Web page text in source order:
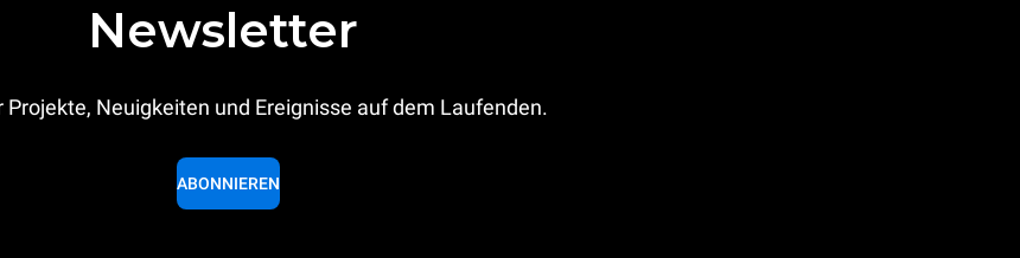
Newsletter
Projekte, Neuigkeiten und Ereignisse auf dem Laufenden.
ABONNIEREN